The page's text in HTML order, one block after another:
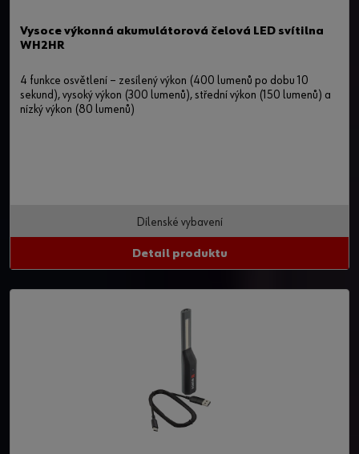
Vysoce výkonná akumulátorová čelová LED svítilna
WH2HR
4 funkce osvětlení – zesílený výkon (400 lumenů po dobu 10
sekund), vysoký výkon (300 lumenů), střední výkon (150 lumenů) a
nízký výkon (80 lumenů)
Dílenské vybavení
Detail produktu